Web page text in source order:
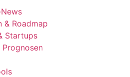
& Roadmap
Startups